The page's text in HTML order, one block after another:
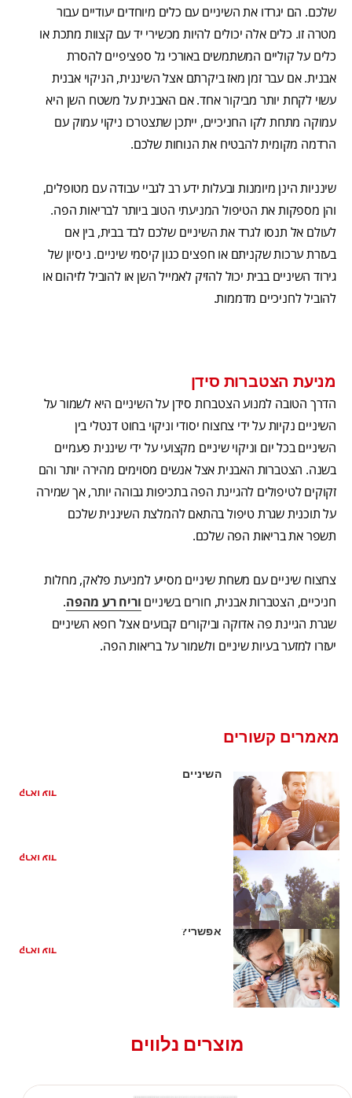
שלכם. הם יגרדו את השיניים עם כלים מיוחדים יעודיים עבור
מטרה זו. כלים אלה יכולים להיות מכשירי יד עם קצוות מתכת או
כלים על קוליים המשתמשים באורכי גל ספציפיים להסרת
אבנית. אם עבר זמן מאז ביקרתם אצל השיננית, הניקוי אבנית
עשוי לקחת יותר מביקור אחד. אם האבנית על משטח השן היא
עמוקה מתחת לקו החניכיים, ייתכן שתצטרכו ניקוי עמוק עם
הרדמה מקומית להבטיח את הנוחות שלכם.
שינניות הינן מיומנות ובעלות ידע רב לגביי עבודה עם מטופלים,
והן מספקות את הטיפול המניעתי הטוב ביותר לבריאות הפה.
לעולם אל תנסו לגרד את השיניים שלכם לבד בבית, בין אם
בעזרת ערכות שקניתם או חפצים כגון קיסמי שיניים. ניסיון של
גירוד השיניים בבית יכול להזיק לאמייל השן או להוביל לזיהום או
להוביל לחניכיים מדממות.
מניעת הצטברות סידן
הדרך הטובה למנוע הצטברות סידן על השיניים היא לשמור על
השיניים נקיות על ידי צחצוח יסודי וניקוי בחוט דנטלי בין
השיניים בכל יום וניקוי שיניים מקצועי על ידי שיננית פעמיים
בשנה. הצטברות האבנית אצל אנשים מסוימים מהירה יותר והם
זקוקים לטיפולים להגיינת הפה בתכיפות גבוהה יותר, אך שמירה
על תוכנית שגרת טיפול בהתאם להמלצת השיננית שלכם
תשפר את בריאות הפה שלכם.
צחצוח שיניים עם משחת שיניים מסייע למניעת פלאק, מחלות
חניכיים, הצטברות אבנית, חורים בשיניים וריח רע מהפה.
שגרת הגיינת פה אדוקה וביקורים קבועים אצל רופא השיניים
יעזרו למזער בעיות שיניים ולשמור על בריאות הפה.
מאמרים קשורים
השיניים
קראו עוד
קראו עוד
אפשרי?
קראו עוד
מוצרים נלווים